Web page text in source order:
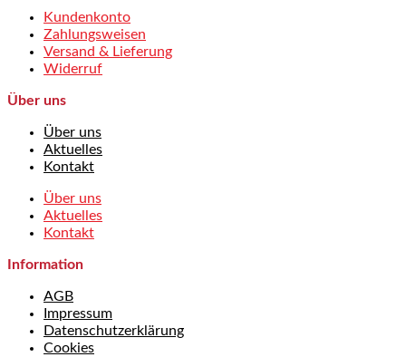
Kundenkonto
Zahlungsweisen
Versand & Lieferung
Widerruf
Über uns
Über uns
Aktuelles
Kontakt
Über uns
Aktuelles
Kontakt
Information
AGB
Impressum
Datenschutzerklärung
Cookies